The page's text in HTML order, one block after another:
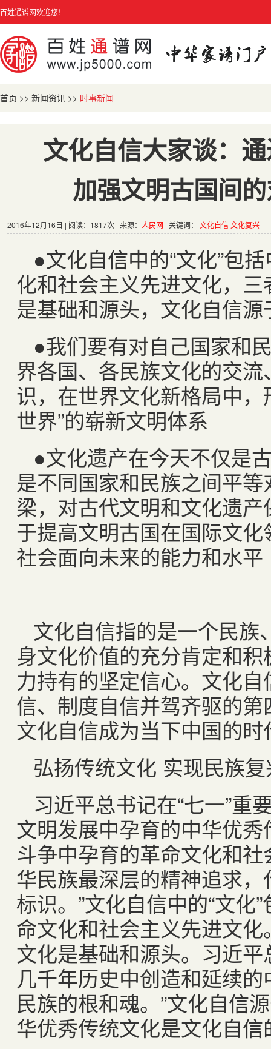
百姓通谱网欢迎您！
首页 >> 新闻资讯 >> 时事新闻
文化自信大家谈：
加强文明古国间
2016年12月16日 | 阅读：1817次 | 来源： 人民网 | 关键词： 文化自信文化复兴
●文化自信中的“文化”包
化和社会主义先进文化，
是基础和源头，文化自信
●我们要有对自己国家和
界各国、各民族文化的交
识，在世界文化新格局中
世界”的崭新文明体系
●文化遗产在今天不仅是
是不同国家和民族之间平
梁，对古代文明和文化遗
于提高文明古国在国际文
社会面向未来的能力和水平
文化自信指的是一个民族
身文化价值的充分肯定和
力持有的坚定信心。文化
信、制度自信并驾齐驱的
文化自信成为当下中国的时
弘扬传统文化 实现民族
习近平总书记在“七一”重
文明发展中孕育的中华优
斗争中孕育的革命文化和
华民族最深层的精神追求
标识。”文化自信中的“文化
命文化和社会主义先进文
文化是基础和源头。习近
几千年历史中创造和延续
民族的根和魂。”文化自信
华优秀传统文化是文化自信